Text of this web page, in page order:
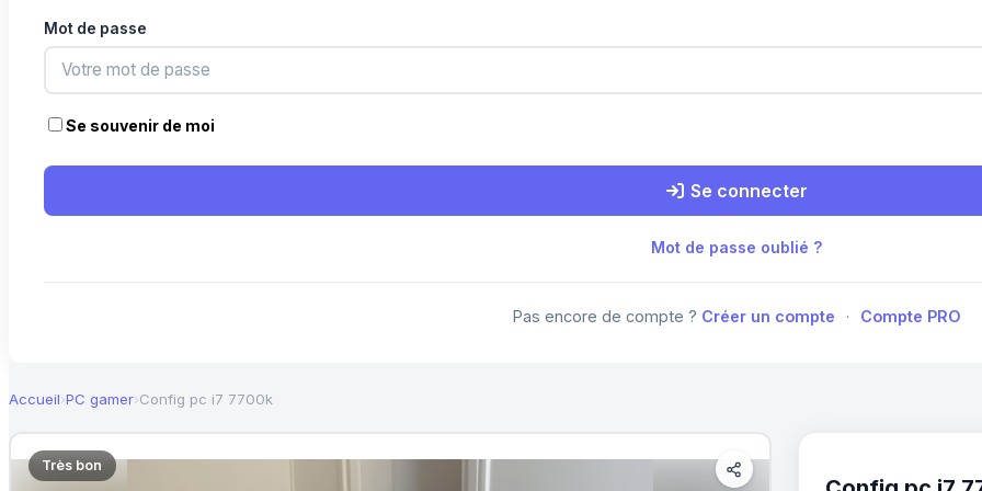
Mot de passe
Se souvenir de moi
Se connecter
Mot de passe oublié ?
Pas encore de compte ? Créer un compte · Compte PRO
Accueil›PC gamer›Config pc i7 7700k
Très bon